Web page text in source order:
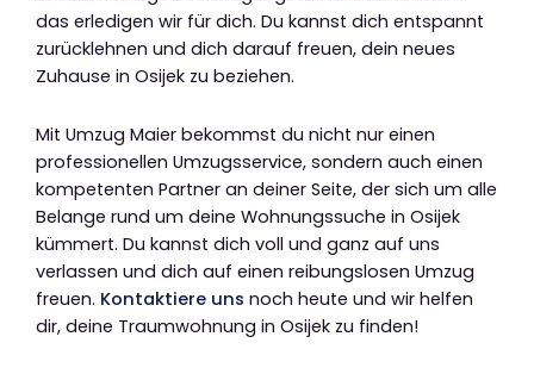
das erledigen wir für dich. Du kannst dich entspannt
zurücklehnen und dich darauf freuen, dein neues
Zuhause in Osijek zu beziehen.
Mit Umzug Maier bekommst du nicht nur einen
professionellen Umzugsservice, sondern auch einen
kompetenten Partner an deiner Seite, der sich um alle
Belange rund um deine Wohnungssuche in Osijek
kümmert. Du kannst dich voll und ganz auf uns
verlassen und dich auf einen reibungslosen Umzug
freuen. Kontaktiere uns noch heute und wir helfen
dir, deine Traumwohnung in Osijek zu finden!